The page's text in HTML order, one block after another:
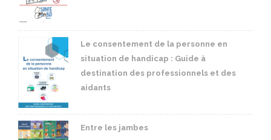
Le consentement de la personne en
situation de handicap : Guide à
destination des professionnels et des
aidants
Entre les jambes